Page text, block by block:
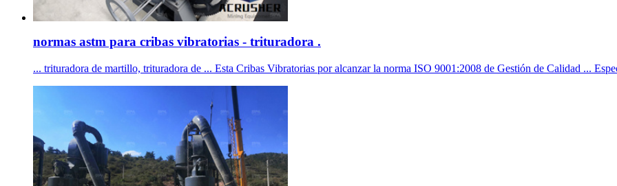
normas astm para cribas vibratorias - trituradora .
... trituradora de martillo, trituradora de ... Esta Cribas Vibratorias por alcanzar la norma ISO 9001:2008 de Gestión de Calidad ...